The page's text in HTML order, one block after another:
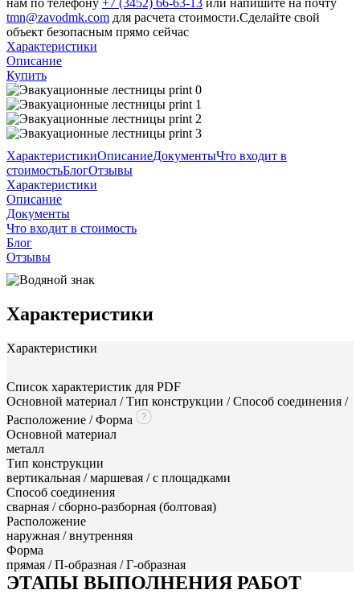
tmn@zavodmk.com для расчета стоимости.Сделайте свой
объект безопасным прямо сейчас
Характеристики
Описание
Купить
ХарактеристикиОписаниеДокументыЧто входит в
стоимостьБлогОтзывы
Характеристики
Описание
Документы
Что входит в стоимость
Блог
Отзывы
Характеристики
Характеристики
Список характеристик для PDF
Основной материал / Тип конструкции / Способ соединения /
Расположение / Форма
Основной материал
металл
Тип конструкции
вертикальная / маршевая / с площадками
Способ соединения
сварная / сборно-разборная (болтовая)
Расположение
наружная / внутренняя
Форма
прямая / П-образная / Г-образная
ЭТАПЫ ВЫПОЛНЕНИЯ РАБОТ